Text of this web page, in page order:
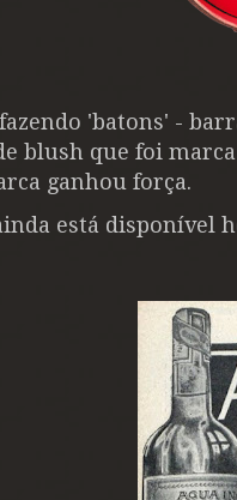
'batons' -
blush que foi
ganhou força.
está disponível